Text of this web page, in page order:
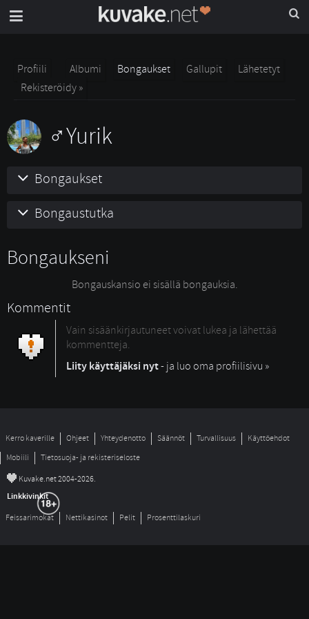
Profiili Albumi Bongaukset Gallupit
Lähetetyt
Rekisteröidy »
Yurik
Bongaukset
Bongaustutka
Bongaukseni
Bongauskansio ei sisällä bongauksia.
Kommentit
Vain sisäänkirjautuneet voivat lukea ja lähettää
kommentteja.
Liity käyttäjäksi nyt- ja luo oma profiilisivu »
Kerro kaverille Ohjeet Yhteydenotto Säännöt Turvallisuus
Käyttöehdot
Mobiili
Tietosuoja- ja rekisteriseloste
© Kuvake.net 2004-2026.
Linkkivinkit
Feissarimokat Nettikasinot Pelit Prosenttilaskuri